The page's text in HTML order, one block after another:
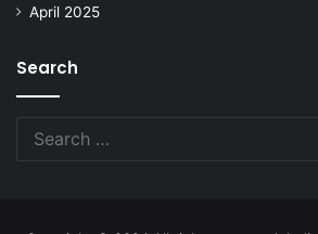
April 2025
Search